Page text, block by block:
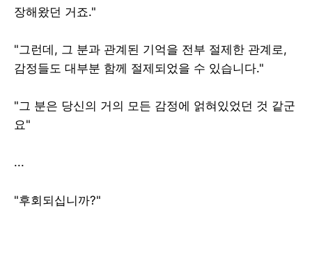
장해왔던 거죠."
"그런데, 그 분과 관계된 기억을 전부 절제한 관계로,
감정들도 대부분 함께 절제되었을 수 있습니다."
"그 분은 당신의 거의 모든 감정에 얽혀있었던 것 같군
요"
...
"후회되십니까?"